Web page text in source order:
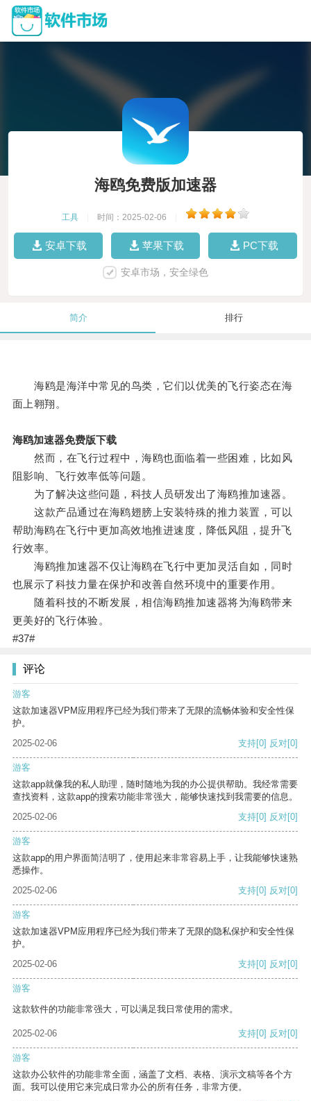
海鸥免费版加速器
工具 时间：2025-02-06
安卓下载 苹果下载 PC下载
安卓市场，安全绿色
简介 排行
海鸥是海洋中常见的鸟类，它们以优美的飞行姿态在海
面上翱翔。
海鸥加速器免费版下载
然而，在飞行过程中，海鸥也面临着一些困难，比如风
阻影响、飞行效率低等问题。
为了解决这些问题，科技人员研发出了海鸥推加速器。
这款产品通过在海鸥翅膀上安装特殊的推力装置，可以
帮助海鸥在飞行中更加高效地推进速度，降低风阻，提升飞
行效率。
海鸥推加速器不仅让海鸥在飞行中更加灵活自如，同时
也展示了科技力量在保护和改善自然环境中的重要作用。
随着科技的不断发展，相信海鸥推加速器将为海鸥带来
更美好的飞行体验。
#37#
评论
游客
这款加速器VPM应用程序已经为我们带来了无限的流畅体验和安全性保
护。
2025-02-06
支持[0] 反对[0]
游客
这款app就像我的私人助理，随时随地为我的办公提供帮助。我经常需要
查找资料，这款app的搜索功能非常强大，能够快速找到我需要的信息。
2025-02-06
支持[0] 反对[0]
游客
这款app的用户界面简洁明了，使用起来非常容易上手，让我能够快速熟
悉操作。
2025-02-06
支持[0] 反对[0]
游客
这款加速器VPM应用程序已经为我们带来了无限的隐私保护和安全性保
护。
2025-02-06
支持[0] 反对[0]
游客
这款软件的功能非常强大，可以满足我日常使用的需求。
2025-02-06 支持[0] 反对[0]
游客
这款办公软件的功能非常全面，涵盖了文档、表格、演示文稿等各个方
面。我可以使用它来完成日常办公的所有任务，非常方便。